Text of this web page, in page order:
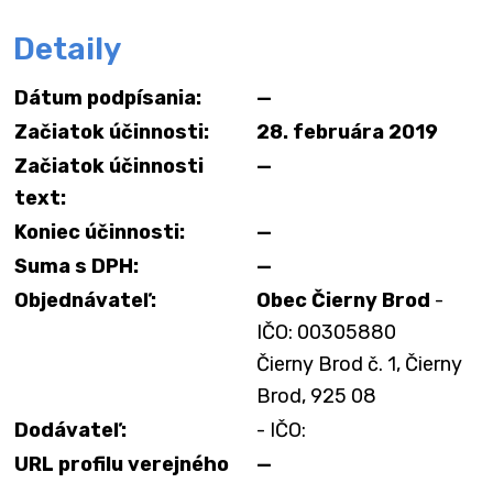
Detaily
Dátum podpísania:
—
Začiatok účinnosti:
28. februára 2019
Začiatok účinnosti
text:
—
Koniec účinnosti:
—
Suma s DPH:
—
Objednávateľ:
Obec Čierny Brod -
IČO: 00305880
Čierny Brod č. 1, Čierny
Brod, 925 08
Dodávateľ:
- IČO:
URL profilu verejného
—